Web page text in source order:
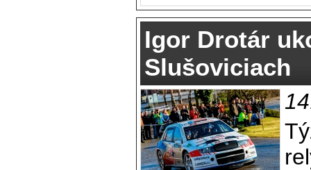
Igor Drotár
Slušoviciach